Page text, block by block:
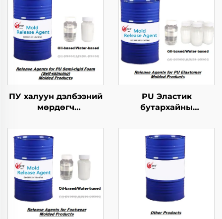
ПУ халуун дэлбээний
мөрдөгч
хэрэгсэл
PU Эластик
бутархайны
зохицуулах тусгайлал